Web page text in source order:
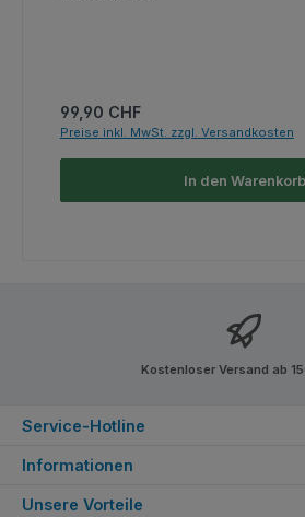
Regulärer Preis:
99,90 CHF
Preise inkl. MwSt. zzgl. Versandkosten
In den Warenkorb
Kostenloser Versand ab
Service-Hotline
Informationen
Unsere Vorteile